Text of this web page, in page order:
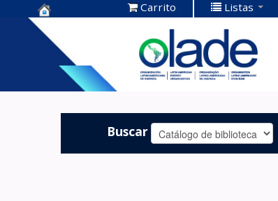
Centro de
Documentación
OLADE -
Carrito Listas
Buscar